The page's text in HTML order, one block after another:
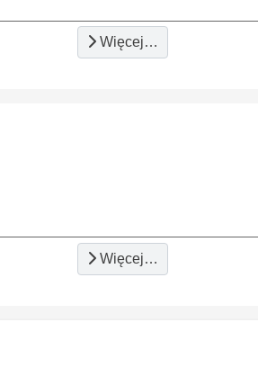
Więcej…
Więcej…